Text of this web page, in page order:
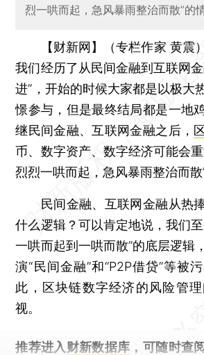
烈一哄而起，急风暴雨整治而散”的
【财新网】（专栏作家 黄震
我们经历了从民间金融到互联网
进”，开始的时候大家都是以极大
憬参与，但是最终结局都是一地
继民间金融、互联网金融之后，
币、数字资产、数字经济可能会
烈烈一哄而起，急风暴雨整治而散
民间金融、互联网金融从热
什么逻辑？可以肯定地说，我们
一哄而起到一哄而散”的底层逻辑
演“民间金融”和“P2P借贷”等被
此，区块链数字经济的风险管
视。
推荐进入 财新数据库 ，可随时查